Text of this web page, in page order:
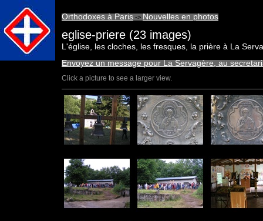
Orthodoxes à Paris -> Nouvelles en photos
eglise-priere (23 images)
L'église, les cloches, les fresques, la prière à La
Envoyez un message pour La Servagère, au
Click a picture to see a larger view.